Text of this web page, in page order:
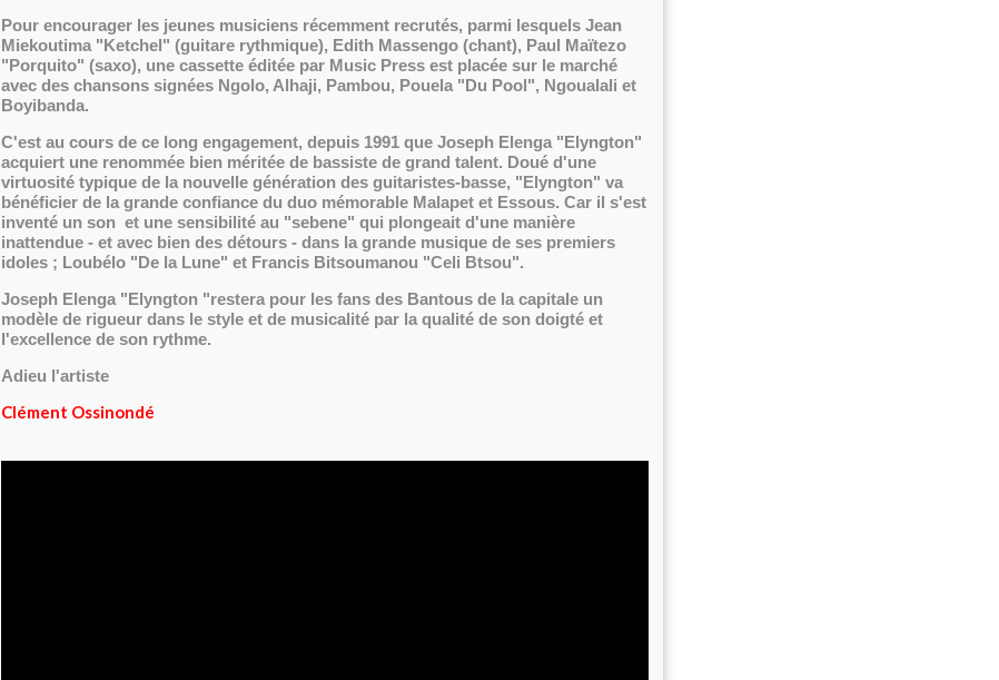
Pour encourager les jeunes musiciens récemment recrutés, parmi lesquels Jean
Miekoutima "Ketchel" (guitare rythmique), Edith Massengo (chant), Paul Maïtezo
"Porquito" (saxo), une cassette éditée par Music Press est placée sur le marché
avec des chansons signées Ngolo, Alhaji, Pambou, Pouela "Du Pool", Ngoualali et
Boyibanda.
C'est au cours de ce long engagement, depuis 1991 que Joseph Elenga "Elyngton"
acquiert une renommée bien méritée de bassiste de grand talent. Doué d'une
virtuosité typique de la nouvelle génération des guitaristes-basse, "Elyngton" va
bénéficier de la grande confiance du duo mémorable Malapet et Essous. Car il s'est
inventé un son et une sensibilité au "sebene" qui plongeait d'une manière
inattendue - et avec bien des détours - dans la grande musique de ses premiers
idoles ; Loubélo "De la Lune" et Francis Bitsoumanou "Celi Btsou".
Joseph Elenga "Elyngton "restera pour les fans des Bantous de la capitale un
modèle de rigueur dans le style et de musicalité par la qualité de son doigté et
l'excellence de son rythme.
Adieu l'artiste
Clément Ossinondé